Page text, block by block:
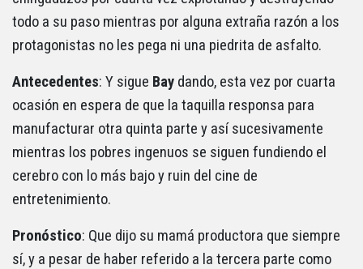
todo a su paso mientras por alguna extraña razón a los
protagonistas no les pega ni una piedrita de asfalto.
Antecedentes: Y sigue Bay dando, esta vez por cuarta
ocasión en espera de que la taquilla responsa para
manufacturar otra quinta parte y así sucesivamente
mientras los pobres ingenuos se siguen fundiendo el
cerebro con lo más bajo y ruin del cine de
entretenimiento.
Pronóstico: Que dijo su mamá productora que siempre
sí, y a pesar de haber referido a la tercera parte como